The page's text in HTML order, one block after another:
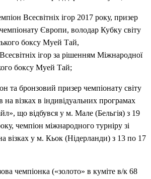
Всесвітніх ігор 2017 року, призер
Європи, володар Кубку світу
боксу Муей Тай,
ігор за рішенням Міжнародної
боксу Муей Тай;
та бронзовий призер чемпіонату світу
на візках в індивідуальних програмах
що відбувся у м. Мале (Бельгія) з 19
чемпіон міжнародного турніру зі
візках у м. Кьок (Нідерланди) з 13 по 17
чемпіонка («золото» в куміте в/к 68